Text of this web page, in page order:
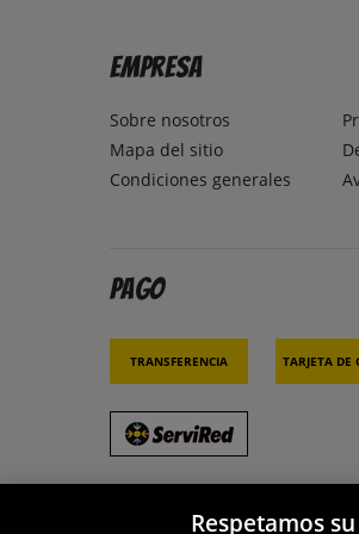
Empresa
Sobre nosotros
Mapa del sitio
Condiciones generales
Pago
Transferencia Tarjeta
Respetamos